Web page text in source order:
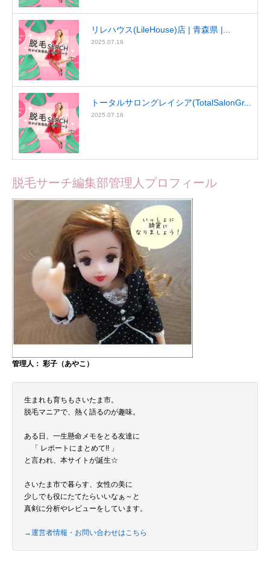
リレハウス(LileHouse)店 | 青森県 |...
2025.07.16
トータルサロングレイシア(TotalSalonGr...
2025.07.16
脱毛サーチ編集部管理人プロフィール
管理人： 彩子（あやこ）
生まれも育ちもさいたま市。
脱毛マニアで、熱く語るのが趣味。
ある日、一生懸命メモをとる友達に
「 レポートにまとめて!! 」
と言われ、本サイトが誕生☆
さいたま市で暮らす、女性の美に
少しでも役にたてたらいいなぁ～と
真剣に分析やレビューをしています。
→運営者情報・お問い合わせはこちら